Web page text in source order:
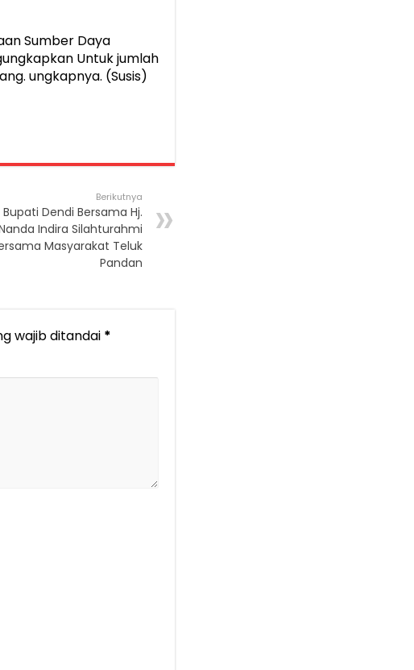
Sumber Daya
Untuk jumlah
ungkapnya. (Susis)
Berikutnya
Bupati Dendi Bersama Hj.
Indira Silahturahmi
Masyarakat Teluk
Pandan
wajib ditandai *